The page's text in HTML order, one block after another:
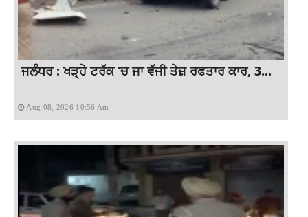
ਜਲੰਧਰ : ਖੜ੍ਹੇ ਟਰੱਕ ‘ਚ ਜਾ ਵੱਜੀ ਤੇਜ਼ ਰਫਤਾਰ ਕਾਰ, 3...
Aug 08, 2026 10:56 Am